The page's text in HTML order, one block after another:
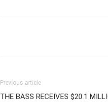
Previous article
THE BASS RECEIVES $20.1